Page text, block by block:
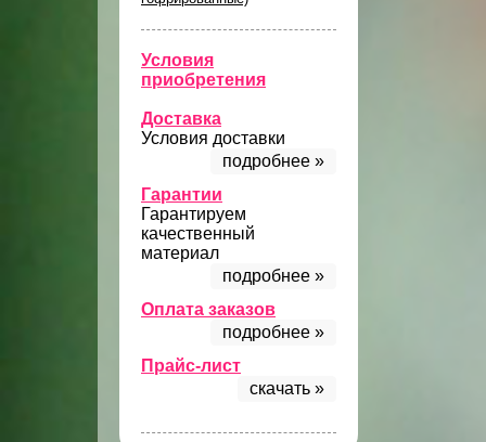
Условия
приобретения
Доставка
Условия доставки
подробнее »
Гарантии
Гарантируем
качественный
материал
подробнее »
Оплата заказов
подробнее »
Прайс-лист
скачать »